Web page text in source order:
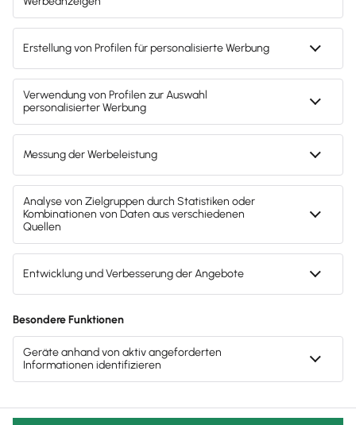
Svenja Bock
Deine Ansprechpartnerin für die
Lexware Akademie
Gendergerechte Sprache
Privatsphäre-Einstellungen
Compliance
Impressum